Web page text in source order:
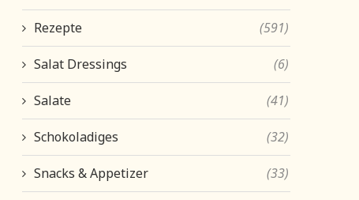
Rezepte (591)
Salat Dressings (6)
Salate (41)
Schokoladiges (32)
Snacks & Appetizer (33)